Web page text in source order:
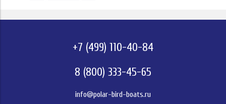
+7 (499) 110-40-84
8 (800) 333-45-65
info@polar-bird-boats.ru